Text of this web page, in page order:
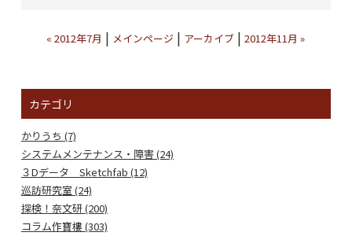
« 2012年7月 | メインページ | アーカイブ |2012年11月 »
カテゴリ
かりうち (7)
システムメンテナンス・障害 (24)
３Dデータ Sketchfab (12)
巡訪研究室 (24)
探検！奈文研 (200)
コラム作寶樓 (303)